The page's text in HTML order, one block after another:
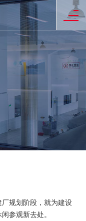
规划阶段，就为建设
参观新去处。